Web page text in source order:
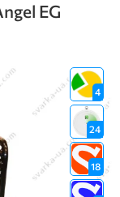
EG
4
24
18